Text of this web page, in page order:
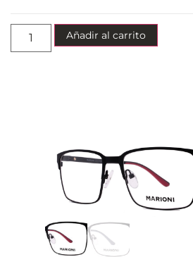
Añadir al carrito